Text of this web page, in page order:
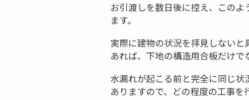
お引渡しを数日後に控え、この
ます。
実際に建物の状況を拝見しない
あれば、下地の構造用合板だけで
水漏れが起こる前と完全に同じ
ありますので、どの程度の工事を